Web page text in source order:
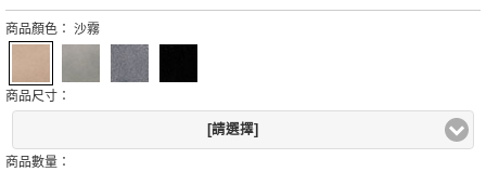
商品顏色： 沙霧
商品尺寸：
[請選擇]
商品數量：